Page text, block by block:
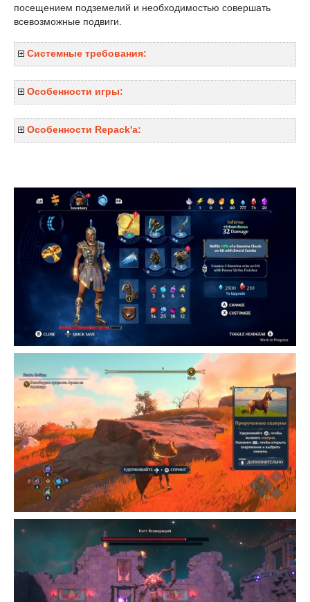
посещением подземелий и необходимостью совершать
всевозможные подвиги.
Системные требования:
Особенности игры:
Особенности Repack'a: